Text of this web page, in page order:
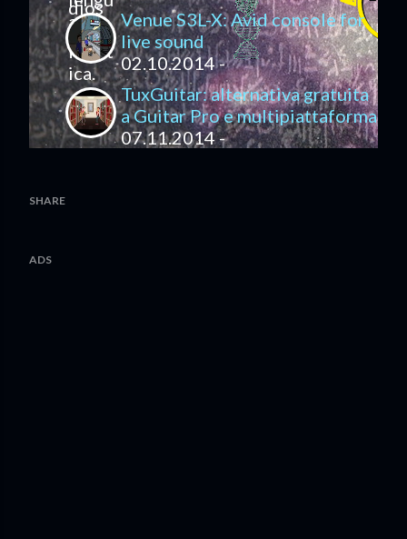
Venue S3L-X: Avid console for
live sound
02.10.2014 -
TuxGuitar: alternativa gratuita
a Guitar Pro e multipiattaforma
07.11.2014 -
SHARE
ADS